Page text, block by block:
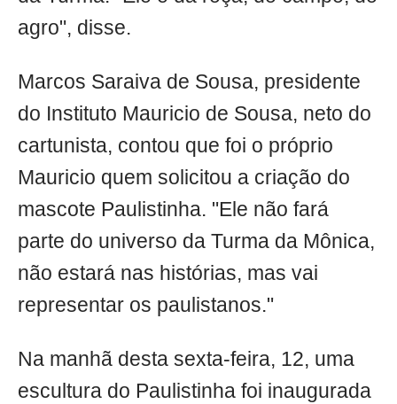
agro", disse.
Marcos Saraiva de Sousa, presidente
do Instituto Mauricio de Sousa, neto do
cartunista, contou que foi o próprio
Mauricio quem solicitou a criação do
mascote Paulistinha. "Ele não fará
parte do universo da Turma da Mônica,
não estará nas histórias, mas vai
representar os paulistanos."
Na manhã desta sexta-feira, 12, uma
escultura do Paulistinha foi inaugurada